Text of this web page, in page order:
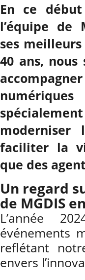
En ce début
l’équipe de
ses
40 ans, nous
faciliter la
que des
Un regard
de MGDIS
L’année
événements
reflétant
envers